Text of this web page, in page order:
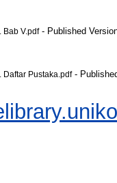
Bab V.pdf- Published
Daftar Pustaka.pdf-